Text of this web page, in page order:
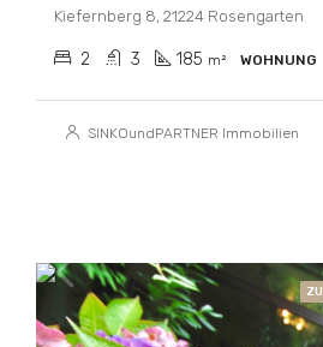
Kiefernberg 8, 21224 Rosengarten
2 3 185 m² WOHNUNG
SINKOundPARTNER Immobilien